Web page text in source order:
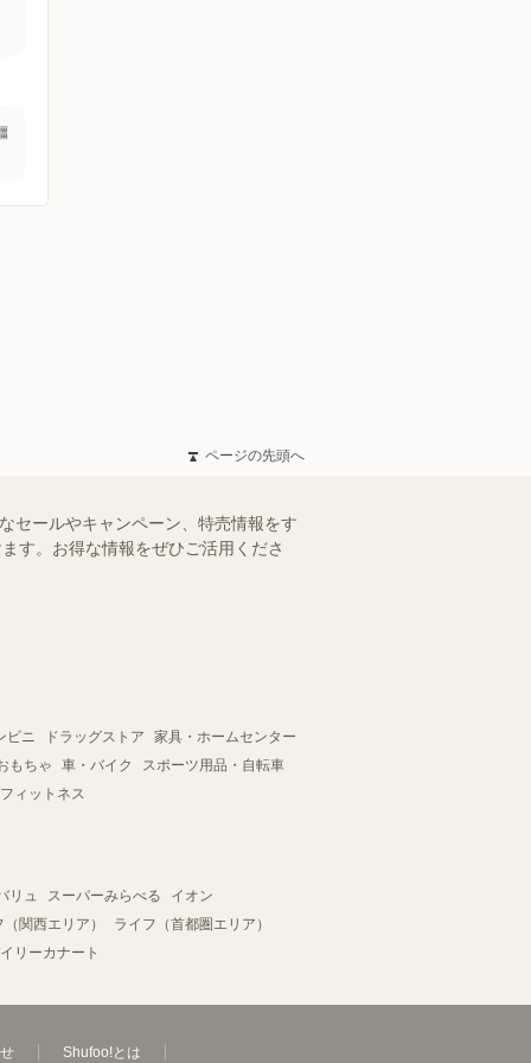
ページの先頭へ
セールやキャンペーン、特売情報をす
す。お得な情報をぜひご活用くださ
ビニ ドラッグストア
家具・ホームセンター
もちゃ 車・バイク
スポーツ用品・自転車
ィットネス
リュ スーパーみらべる
イオン
関西エリア）
ライフ（首都圏エリア）
リーカナート
Shufoo!とは